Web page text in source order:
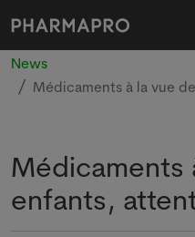
News
Médicaments à la vue
Médicaments
enfants,